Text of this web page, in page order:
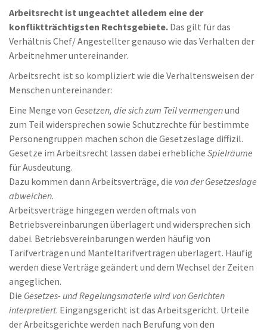
Arbeitsrecht ist ungeachtet alledem eine der
konfliktträchtigsten Rechtsgebiete. Das gilt für das
Verhältnis Chef/ Angestellter genauso wie das Verhalten der
Arbeitnehmer untereinander.
Arbeitsrecht ist so kompliziert wie die Verhaltensweisen der
Menschen untereinander:
Eine Menge von Gesetzen, die sich zum Teil vermengenund
zum Teil widersprechen sowie Schutzrechte für bestimmte
Personengruppen machen schon die Gesetzeslage diffizil.
Gesetze im Arbeitsrecht lassen dabei erhebliche Spielräume
für Ausdeutung.
Dazu kommen dann Arbeitsverträge, die von der Gesetzeslage
abweichen.
Arbeitsverträge hingegen werden oftmals von
Betriebsvereinbarungen überlagert und widersprechen sich
dabei. Betriebsvereinbarungen werden häufig von
Tarifverträgen und Manteltarifverträgen überlagert. Häufig
werden diese Verträge geändert und dem Wechsel der Zeiten
angeglichen.
Die Gesetzes- und Regelungsmaterie wird von Gerichten
interpretiert. Eingangsgericht ist das Arbeitsgericht. Urteile
der Arbeitsgerichte werden nach Berufung von den